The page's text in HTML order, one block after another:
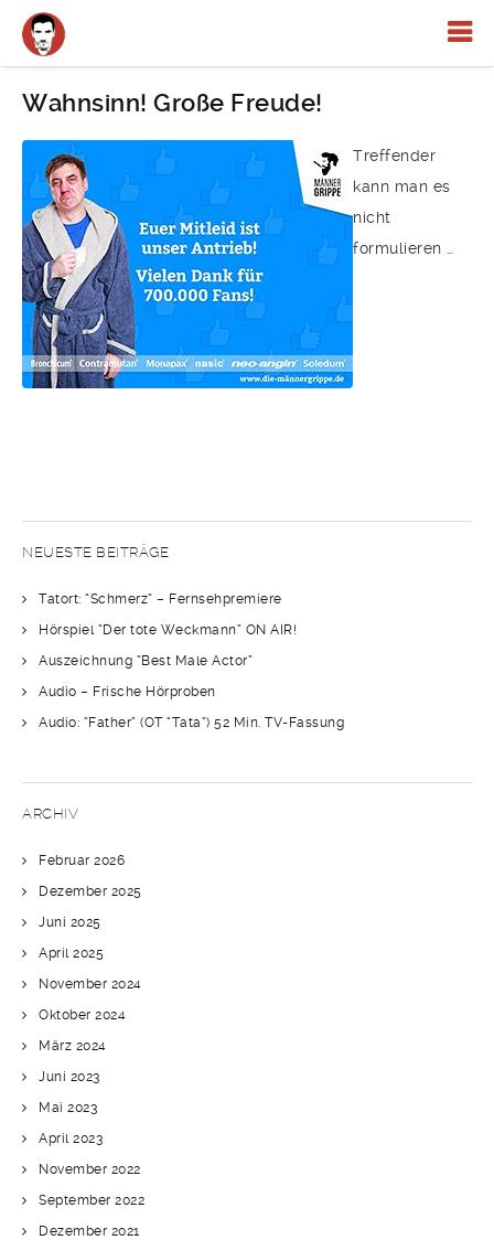
Wahnsinn! Große Freude!
Treffender
kann man es
nicht
formulieren …
NEUESTE BEITRÄGE
Tatort: “Schmerz” – Fernsehpremiere
Hörspiel “Der tote Weckmann” ON AIR!
Auszeichnung “Best Male Actor”
Audio – Frische Hörproben
Audio: “Father” (OT “Tata”) 52 Min. TV-Fassung
ARCHIV
Februar 2026
Dezember 2025
Juni 2025
April 2025
November 2024
Oktober 2024
März 2024
Juni 2023
Mai 2023
April 2023
November 2022
September 2022
Dezember 2021